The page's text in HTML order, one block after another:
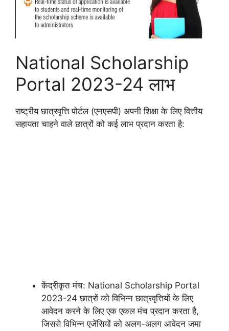
National Scholarship
Portal 2023-24 लाभ
राष्ट्रीय छात्रवृत्ति पोर्टल (एनएसपी) अपनी शिक्षा के लिए वित्तीय
सहायता चाहने वाले छात्रों को कई लाभ प्रदान करता है:
केंद्रीकृत मंच: National Scholarship Portal
2023-24 छात्रों को विभिन्न छात्रवृत्तियों के लिए
आवेदन करने के लिए एक एकल मंच प्रदान करता है,
जिससे विभिन्न एजेंसियों को अलग-अलग आवेदन जमा